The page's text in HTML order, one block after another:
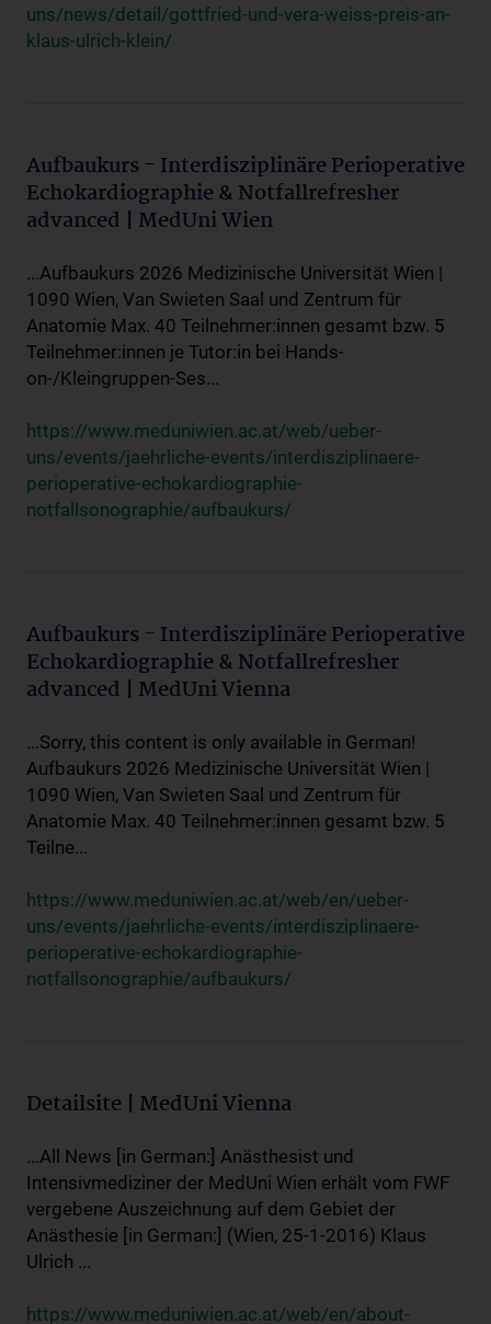
uns/news/detail/gottfried-und-vera-weiss-preis-an-
klaus-ulrich-klein/
Aufbaukurs - Interdisziplinäre Perioperative
Echokardiographie & Notfallrefresher
advanced | MedUni Wien
...Aufbaukurs 2026 Medizinische Universität Wien |
1090 Wien, Van Swieten Saal und Zentrum für
Anatomie Max. 40 Teilnehmer:innen gesamt bzw. 5
Teilnehmer:innen je Tutor:in bei Hands-
on-/Kleingruppen-Ses...
https://www.meduniwien.ac.at/web/ueber-
uns/events/jaehrliche-events/interdisziplinaere-
perioperative-echokardiographie-
notfallsonographie/aufbaukurs/
Aufbaukurs - Interdisziplinäre Perioperative
Echokardiographie & Notfallrefresher
advanced | MedUni Vienna
...Sorry, this content is only available in German!
Aufbaukurs 2026 Medizinische Universität Wien |
1090 Wien, Van Swieten Saal und Zentrum für
Anatomie Max. 40 Teilnehmer:innen gesamt bzw. 5
Teilne...
https://www.meduniwien.ac.at/web/en/ueber-
uns/events/jaehrliche-events/interdisziplinaere-
perioperative-echokardiographie-
notfallsonographie/aufbaukurs/
Detailsite | MedUni Vienna
...All News [in German:] Anästhesist und
Intensivmediziner der MedUni Wien erhält vom FWF
vergebene Auszeichnung auf dem Gebiet der
Anästhesie [in German:] (Wien, 25-1-2016) Klaus
Ulrich ...
https://www.meduniwien.ac.at/web/en/about-